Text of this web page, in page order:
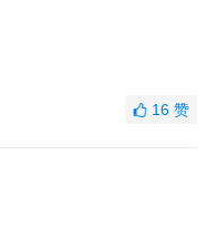
16赞